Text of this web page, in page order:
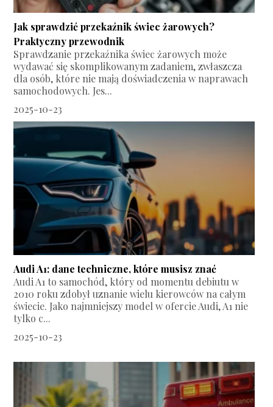
Jak sprawdzić przekaźnik świec żarowych?
Praktyczny przewodnik
Sprawdzanie przekaźnika świec żarowych może
wydawać się skomplikowanym zadaniem, zwłaszcza
dla osób, które nie mają doświadczenia w naprawach
samochodowych. Jes...
2025-10-23
Audi A1: dane techniczne, które musisz znać
Audi A1 to samochód, który od momentu debiutu w
2010 roku zdobył uznanie wielu kierowców na całym
świecie. Jako najmniejszy model w ofercie Audi, A1 nie
tylko c...
2025-10-23